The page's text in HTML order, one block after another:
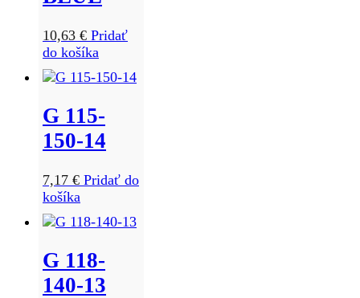
10,63 € Pridať
do košíka
G 115-
150-14
7,17 € Pridať do
košíka
G 118-
140-13